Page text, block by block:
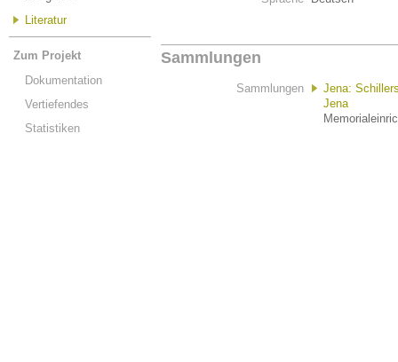
Literatur
Zum Projekt
Dokumentation
Vertiefendes
Statistiken
Sammlungen
Sammlungen
Jena:
Jena